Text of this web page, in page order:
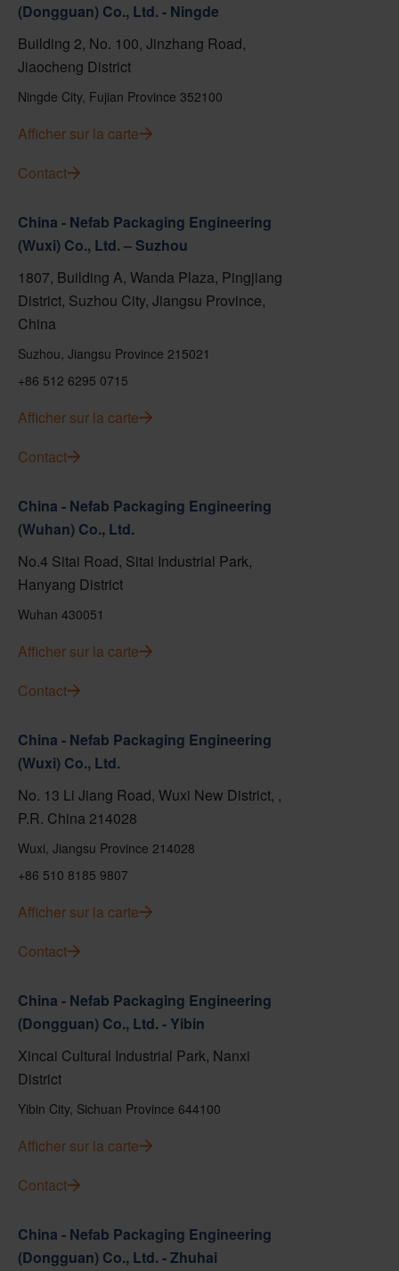
(Dongguan) Co., Ltd. - Ningde
Building 2, No. 100, Jinzhang Road,
Jiaocheng District
Ningde City, Fujian Province 352100
Afficher sur la carte
Contact
China - Nefab Packaging Engineering
(Wuxi) Co., Ltd. – Suzhou
1807, Building A, Wanda Plaza, Pingjiang
District, Suzhou City, Jiangsu Province,
China
Suzhou, Jiangsu Province 215021
+86 512 6295 0715
Afficher sur la carte
Contact
China - Nefab Packaging Engineering
(Wuhan) Co., Ltd.
No.4 Sitai Road, Sitai Industrial Park,
Hanyang District
Wuhan 430051
Afficher sur la carte
Contact
China - Nefab Packaging Engineering
(Wuxi) Co., Ltd.
No. 13 Li Jiang Road, Wuxi New District, ,
P.R. China 214028
Wuxi, Jiangsu Province 214028
+86 510 8185 9807
Afficher sur la carte
Contact
China - Nefab Packaging Engineering
(Dongguan) Co., Ltd. - Yibin
Xincai Cultural Industrial Park, Nanxi
District
Yibin City, Sichuan Province 644100
Afficher sur la carte
Contact
China - Nefab Packaging Engineering
(Dongguan) Co., Ltd. - Zhuhai